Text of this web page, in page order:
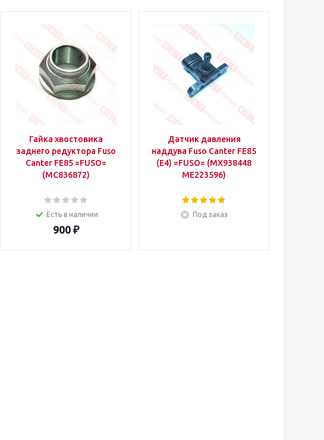
Гайка хвостовика
заднего редуктора Fuso
Canter FE85 =FUSO=
(MC836872)
Есть в наличии
900 ₽
Датчик давления
наддува Fuso Canter FE85
(E4) =FUSO= (MX938448
ME223596)
Под заказ